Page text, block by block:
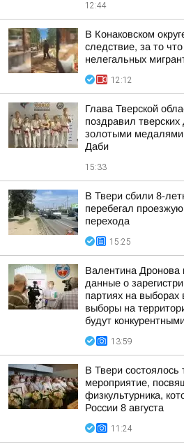
12:44
В Конаковском
следствие, за то
нелегальных
12:12
Глава Тверской
поздравил
золотыми медалями
Даби
15:33
В Твери сбили 8-
перебегал
перехода
15:25
Валентина Дронова
данные о
партиях на выборах
выборы на
будут
13:59
В Твери состоялось
мероприятие,
физкультурника,
России 8 августа
11:24